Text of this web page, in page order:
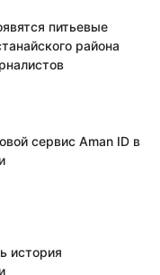
питьевые
района
сервис Aman ID в
история